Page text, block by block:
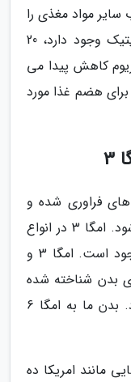
سایر مواد مغذی را
محدود کند. زمانی که در بدن اسید فیتیک وجود دارد، 20
منیزیوم کاهش پیدا می
هضم غذا مورد
های فراوری شده و
البته در آجیل ها و دانه ها یافت می شود. امگا 3 در انواع
آجیل ها و دانه ها و در ماهی ها موجود است. امگا 3 و
بدن شناخته شده
اند که باید از رژیم غذایی دریافت شود. بدن ما به امگا 6
مانند امریکا ده